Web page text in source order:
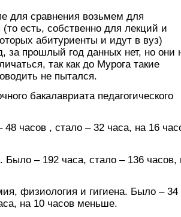
для сравнения возьмем для
(то есть, собственно для лекций и
абитуриенты и идут в вуз)
за прошлый год данных нет, но они
так как до Мурога такие
не пытался.
бакалавриата педагогического
часов , стало – 32 часа, на 16
Было – 192 часа, стало – 136 часов,
физиология и гигиена. Было – 34
на 10 часов меньше.